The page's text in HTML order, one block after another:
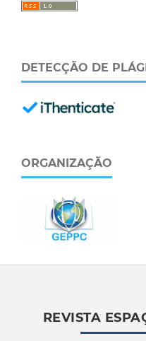
DETECÇÃO DE
ORGANIZAÇÃO
REVISTA